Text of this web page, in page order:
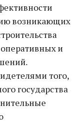
возникающих
и
того,
государства